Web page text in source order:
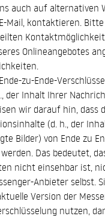
auch auf alternativen
Mail, kontaktieren.
Onlineangebotes
zu-Ende-
der Inhalt Ihrer
wir darauf hin, dass
(d. h., der
Bilder) von Ende zu
Das bedeutet,
nicht einsehbar ist,
Anbieter selbst.
Version der
nutzen,